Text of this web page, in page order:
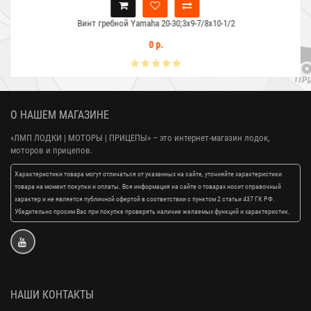
Винт гребной Yamaha 20-30;3x9-7/8x10-1/2
0 р.
О НАШЕМ МАГАЗИНЕ
«ЛМП ЛОДКИ | МОТОРЫ | ПРИЦЕПЫ» – это интернет-магазин лодок,
моторов и прицепов.
Характеристики товара могут отличаться от указанных на сайте, уточняйте характеристики
товара на момент покупки и оплаты. Вся информация на сайте о товарах носит справочный
характер и не является публичной офертой в соответствии с пунктом 2 статьи 437 ГК РФ.
Убедительно просим Вас при покупке проверять наличие желаемых функций и характеристик.
НАШИ КОНТАКТЫ